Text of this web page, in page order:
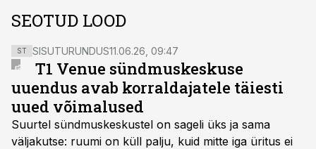
SEOTUD LOOD
ST SISUTURUNDUS11.06.26, 09:47
T1 Venue sündmuskeskuse
uuendus avab korraldajatele täiesti
uued võimalused
Suurtel sündmuskeskustel on sageli üks ja sama
väljakutse: ruumi on küll palju, kuid mitte iga üritus ei